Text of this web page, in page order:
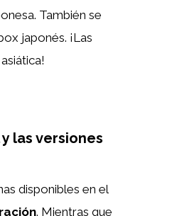
También se
japonés. ¡Las
las versiones
disponibles en el
. Mientras que